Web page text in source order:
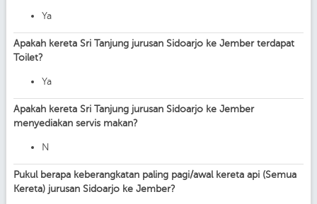
Ya
Apakah kereta Sri Tanjung jurusan Sidoarjo ke Jember terdapat
Toilet?
Ya
Apakah kereta Sri Tanjung jurusan Sidoarjo ke Jember
menyediakan servis makan?
N
Pukul berapa keberangkatan paling pagi/awal kereta api (Semua
Kereta) jurusan Sidoarjo ke Jember?